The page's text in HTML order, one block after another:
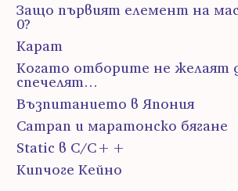
Защо първият елемент на
0?
Карат
Когато отборите не желаят
спечелят…
Възпитанието в Япония
Сатрап и маратонско бягане
Static в C/C++
Кипчоге Кейно